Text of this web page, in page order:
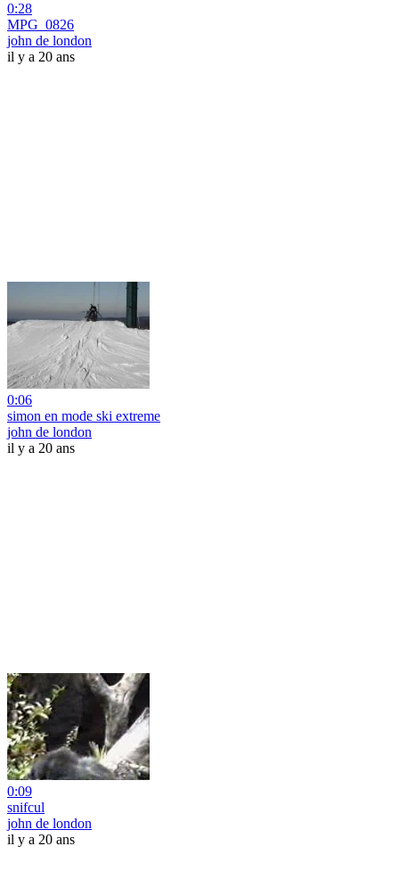
0:28
MPG_0826
john de london
il y a 20 ans
0:06
simon en mode ski extreme
john de london
il y a 20 ans
0:09
snifcul
john de london
il y a 20 ans